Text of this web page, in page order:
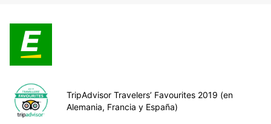
TripAdvisor Travelers’ Favourites 2019 (en
Alemania, Francia y España)